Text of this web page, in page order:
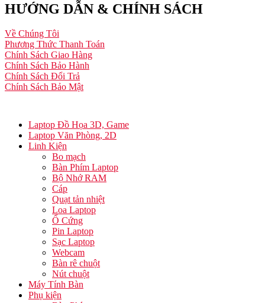
HƯỚNG DẪN & CHÍNH SÁCH
Về Chúng Tôi
Phương Thức Thanh Toán
Chính Sách Giao Hàng
Chính Sách Bảo Hành
Chính Sách Đổi Trả
Chính Sách Bảo Mật
Laptop Đồ Họa 3D, Game
Laptop Văn Phòng, 2D
Linh Kiện
Bo mạch
Bàn Phím Laptop
Bộ Nhớ RAM
Cáp
Quạt tản nhiệt
Loa Laptop
Ổ Cứng
Pin Laptop
Sạc Laptop
Webcam
Bàn rê chuột
Nút chuột
Máy Tính Bàn
Phụ kiện